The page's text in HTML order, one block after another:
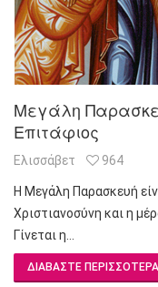
Μεγάλη
Επιτάφιος
Ελισσάβετ 964
Η Μεγάλη Παρασκευή
Χριστιανοσύνη και η
Γίνεται η…
ΔΙΑΒΆΣΤΕ